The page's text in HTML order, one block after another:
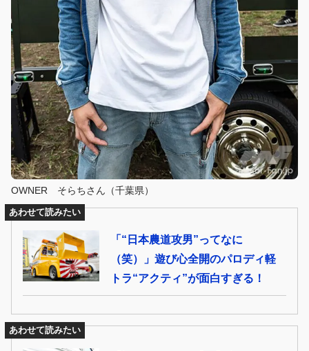
OWNER そらちさん（千葉県）
あわせて読みたい
「“日本農道攻男”ってなに
（笑）」遊び心全開のパロディ軽
トラ“アクティ”が面白すぎる！
あわせて読みたい